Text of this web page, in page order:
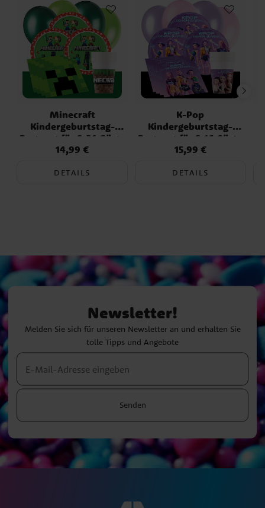
Minecraft
Kindergeburtstag-
Partyset für 8-24 Gäste
Preis:14,99 €
14,99 €
DETAILS
K-Pop
Kindergeburtstag-
Partyset für 8-16 Gäste
Preis:15,99 €
15,99 €
DETAILS
Newsletter!
Melden Sie sich für unseren Newsletter an und erhalten Sie
tolle Tipps und Angebote
Senden